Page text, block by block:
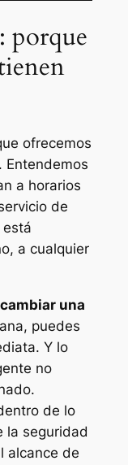
porque
ofrecemos
a horarios
de
está
a cualquier
cambiar una
puedes
Y lo
no
de lo
la seguridad
alcance de